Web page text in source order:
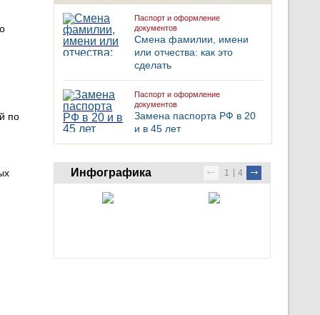
Паспорт и оформление
документов
Смена фамилии, имени
или отчества: как это
сделать
Паспорт и оформление
документов
Замена паспорта РФ в 20
и в 45 лет
Инфографика 1 4
по